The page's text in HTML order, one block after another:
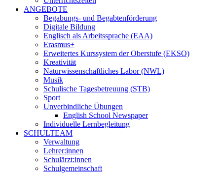
ANGEBOTE
Begabungs- und Begabtenförderung
Digitale Bildung
Englisch als Arbeitssprache (EAA)
Erasmus+
Erweitertes Kurssystem der Oberstufe (EKSO)
Kreativität
Naturwissenschaftliches Labor (NWL)
Musik
Schulische Tagesbetreuung (STB)
Sport
Unverbindliche Übungen
English School Newspaper
Individuelle Lernbegleitung
SCHULTEAM
Verwaltung
Lehrer:innen
Schulärzt:innen
Schulgemeinschaft